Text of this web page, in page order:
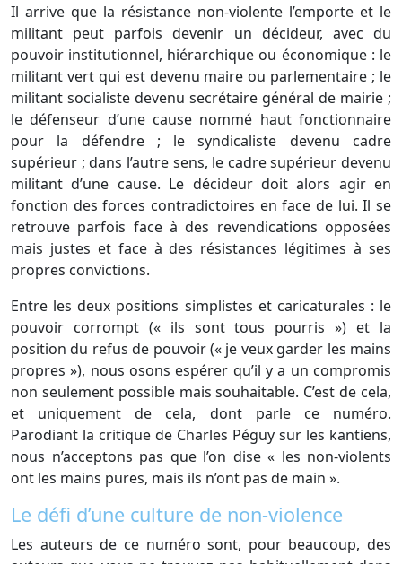
Il arrive que la résistance non-violente l’emporte et le
militant peut parfois devenir un décideur, avec du
pouvoir institutionnel, hiérarchique ou économique : le
militant vert qui est devenu maire ou parlementaire ; le
militant socialiste devenu secrétaire général de mairie ;
le défenseur d’une cause nommé haut fonctionnaire
pour la défendre ; le syndicaliste devenu cadre
supérieur ; dans l’autre sens, le cadre supérieur devenu
militant d’une cause. Le décideur doit alors agir en
fonction des forces contradictoires en face de lui. Il se
retrouve parfois face à des revendications opposées
mais justes et face à des résistances légitimes à ses
propres convictions.
Entre les deux positions simplistes et caricaturales : le
pouvoir corrompt (« ils sont tous pourris ») et la
position du refus de pouvoir (« je veux garder les mains
propres »), nous osons espérer qu’il y a un compromis
non seulement possible mais souhaitable. C’est de cela,
et uniquement de cela, dont parle ce numéro.
Parodiant la critique de Charles Péguy sur les kantiens,
nous n’acceptons pas que l’on dise « les non-violents
ont les mains pures, mais ils n’ont pas de main ».
Le défi d’une culture de non-violence
Les auteurs de ce numéro sont, pour beaucoup, des